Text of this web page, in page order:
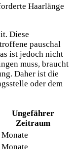
Haarlänge
Diese
pauschal
ist jedoch nicht
muss, braucht
Daher ist die
oder dem
Ungefährer
Zeitraum
Monate
Monate